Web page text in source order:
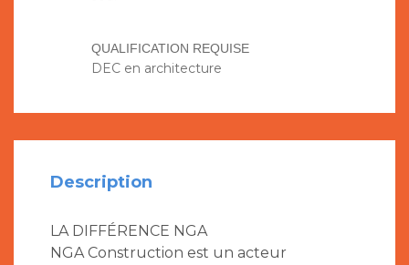
QUALIFICATION REQUISE
DEC en architecture
Description
LA DIFFÉRENCE NGA
NGA Construction est un acteur